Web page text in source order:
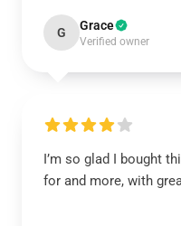
G Grace
Verified owner
I’m so glad I bought
for and more, with